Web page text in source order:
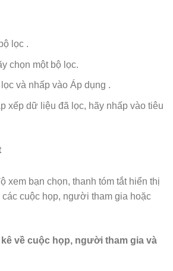
lọc .
chọn một bộ lọc.
và nhấp vào Áp dụng .
xếp dữ liệu đã lọc, hãy nhấp vào tiêu
xem bạn chọn, thanh tóm tắt hiển thị
cuộc họp, người tham gia hoặc
về cuộc họp, người tham gia và